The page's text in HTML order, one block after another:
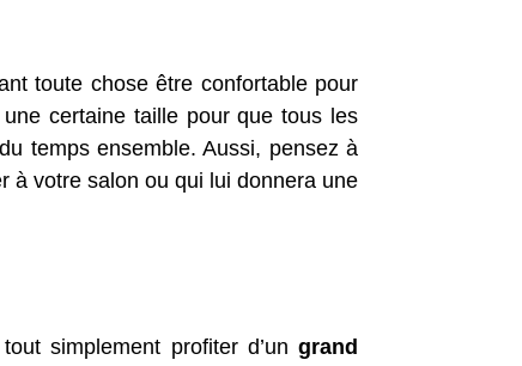
toute chose être confortable pour
certaine taille pour que tous les
temps ensemble. Aussi, pensez à
à votre salon ou qui lui donnera une
simplement profiter d’un grand